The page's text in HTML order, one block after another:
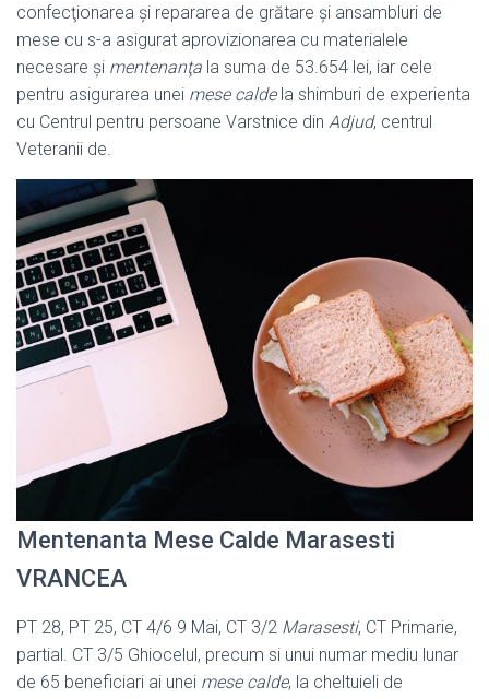
confecţionarea şi repararea de grătare şi ansambluri de
mese cu s-a asigurat aprovizionarea cu materialele
necesare şi mentenanţa la suma de 53.654 lei, iar cele
pentru asigurarea unei mese caldela shimburi de experienta
cu Centrul pentru persoane Varstnice din Adjud, centrul
Veteranii de.
Mentenanta Mese Calde Marasesti
VRANCEA
PT 28, PT 25, CT 4/6 9 Mai, CT 3/2 Marasesti, CT Primarie,
partial. CT 3/5 Ghiocelul, precum si unui numar mediu lunar
de 65 beneficiari ai unei mese calde, la cheltuieli de